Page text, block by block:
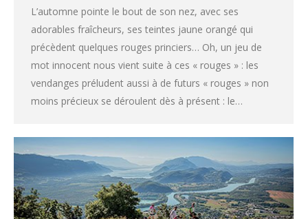
L’automne pointe le bout de son nez, avec ses
adorables fraîcheurs, ses teintes jaune orangé qui
précèdent quelques rouges princiers… Oh, un jeu de
mot innocent nous vient suite à ces « rouges » : les
vendanges préludent aussi à de futurs « rouges » non
moins précieux se déroulent dès à présent : le…